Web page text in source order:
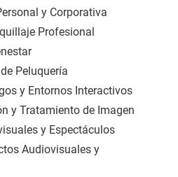
y Corporativa
Profesional
Peluquería
y Entornos Interactivos
y Tratamiento de Imagen
y Espectáculos
Audiovisuales y